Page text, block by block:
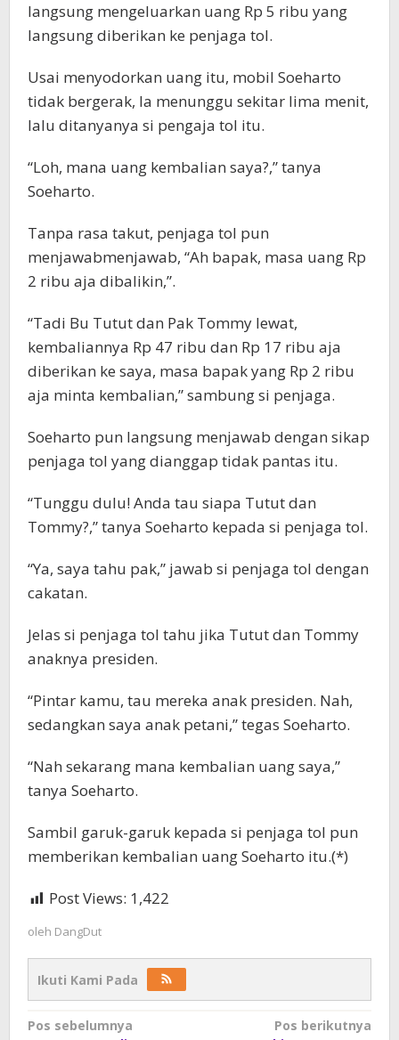
langsung mengeluarkan uang Rp 5 ribu yang
langsung diberikan ke penjaga tol.
Usai menyodorkan uang itu, mobil Soeharto
tidak bergerak, Ia menunggu sekitar lima menit,
lalu ditanyanya si pengaja tol itu.
“Loh, mana uang kembalian saya?,” tanya
Soeharto.
Tanpa rasa takut, penjaga tol pun
menjawabmenjawab, “Ah bapak, masa uang Rp
2 ribu aja dibalikin,”.
“Tadi Bu Tutut dan Pak Tommy lewat,
kembaliannya Rp 47 ribu dan Rp 17 ribu aja
diberikan ke saya, masa bapak yang Rp 2 ribu
aja minta kembalian,” sambung si penjaga.
Soeharto pun langsung menjawab dengan sikap
penjaga tol yang dianggap tidak pantas itu.
“Tunggu dulu! Anda tau siapa Tutut dan
Tommy?,” tanya Soeharto kepada si penjaga tol.
“Ya, saya tahu pak,” jawab si penjaga tol dengan
cakatan.
Jelas si penjaga tol tahu jika Tutut dan Tommy
anaknya presiden.
“Pintar kamu, tau mereka anak presiden. Nah,
sedangkan saya anak petani,” tegas Soeharto.
“Nah sekarang mana kembalian uang saya,”
tanya Soeharto.
Sambil garuk-garuk kepada si penjaga tol pun
memberikan kembalian uang Soeharto itu.(*)
Post Views: 1,422
oleh DangDut
Ikuti Kami Pada
Navigasi
Pos sebelumnya
Pos berikutnya